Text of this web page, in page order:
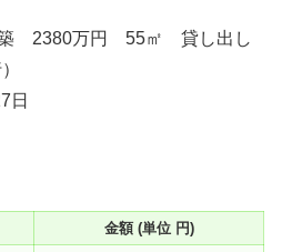
2380万円 55㎡ 貸し出し
日
金額 (単位 円)